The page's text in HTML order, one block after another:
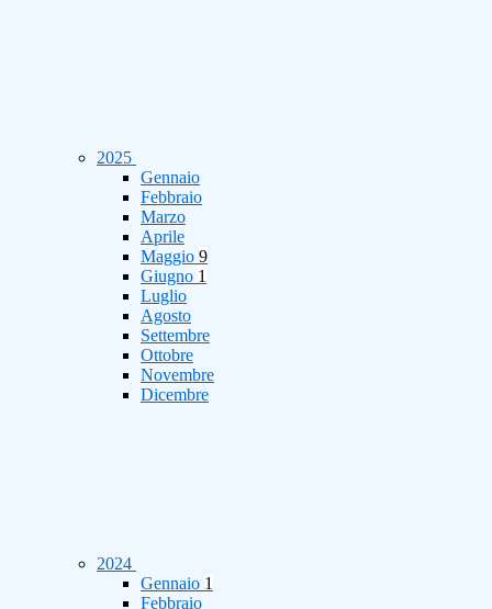
2025
Gennaio
Febbraio
Marzo
Aprile
Maggio 9
Giugno 1
Luglio
Agosto
Settembre
Ottobre
Novembre
Dicembre
2024
Gennaio 1
Febbraio